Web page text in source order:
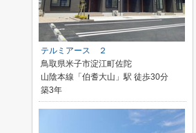
テルミアース ２
鳥取県米子市淀江町佐陀
山陰本線「伯耆大山」駅 徒歩30分
築3年